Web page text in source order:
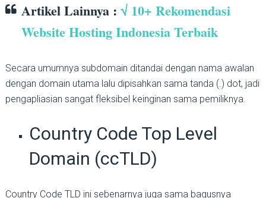
Artikel Lainnya :√ 10+ Rekomendasi
Website Hosting Indonesia Terbaik
Secara umumnya subdomain ditandai dengan nama awalan
dengan domain utama lalu dipisahkan sama tanda (.) dot, jadi
pengapliasian sangat fleksibel keinginan sama pemiliknya.
Country Code Top Level
Domain (ccTLD)
Country Code TLD ini sebenarnya juga sama bagusnya